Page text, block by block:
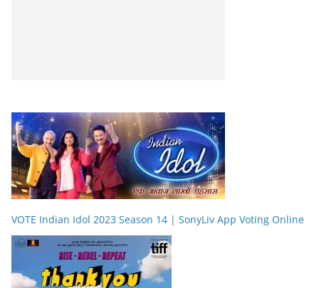
VOTE Indian Idol 2023 Season 14 | SonyLiv App Voting Online